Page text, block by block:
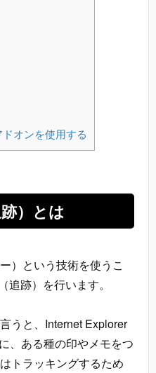
オンを使用する
）とは
）という技術を使うこ
追跡）を行います。
うと、Internet Explorer
、ある種の印やメモをつ
トラッキングするため